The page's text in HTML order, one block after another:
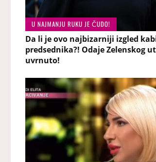
U NAJMANJU RUKU JE ČUDO!
Da li je ovo najbizarniji izgled
predsednika?! Odaje Zelenskog
uvrnuto!